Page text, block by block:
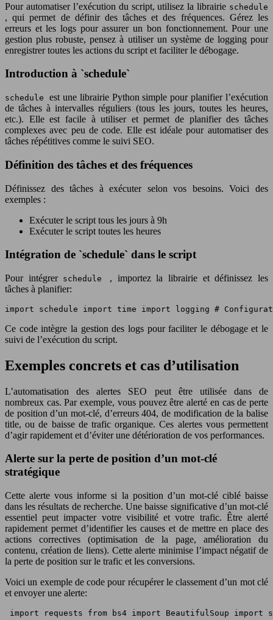
Pour automatiser l’exécution du script, utilisez la librairie schedule
, qui permet de définir des tâches et des fréquences. Gérez les
erreurs et les logs pour assurer un bon fonctionnement. Pour une
gestion plus robuste, pensez à utiliser un système de logging pour
enregistrer toutes les actions du script et faciliter le débogage.
Introduction à `schedule`
schedule est une librairie Python simple pour planifier l’exécution
de tâches à intervalles réguliers (tous les jours, toutes les heures,
etc.). Elle est facile à utiliser et permet de planifier des tâches
complexes avec peu de code. Elle est idéale pour automatiser des
tâches répétitives comme le suivi SEO.
Définition des tâches et des fréquences
Définissez des tâches à exécuter selon vos besoins. Voici des
exemples :
Exécuter le script tous les jours à 9h
Exécuter le script toutes les heures
Intégration de `schedule` dans le script
Pour intégrer schedule , importez la librairie et définissez les
tâches à planifier:
import schedule import time import logging #
Ce code intègre la gestion des logs pour faciliter le débogage et le
suivi de l’exécution du script.
Exemples concrets et cas d’utilisation
L’automatisation des alertes SEO peut être utilisée dans de
nombreux cas. Par exemple, vous pouvez être alerté en cas de perte
de position d’un mot-clé, d’erreurs 404, de modification de la balise
title, ou de baisse de trafic organique. Ces alertes vous permettent
d’agir rapidement et d’éviter une détérioration de vos performances.
Alerte sur la perte de position d’un mot-clé
stratégique
Cette alerte vous informe si la position d’un mot-clé ciblé baisse
dans les résultats de recherche. Une baisse significative d’un mot-clé
essentiel peut impacter votre visibilité et votre trafic. Être alerté
rapidement permet d’identifier les causes et de mettre en place des
actions correctives (optimisation de la page, amélioration du
contenu, création de liens). Cette alerte minimise l’impact négatif de
la perte de position sur le trafic et les conversions.
Voici un exemple de code pour récupérer le classement d’un mot clé
et envoyer une alerte:
import requests from bs4 import BeautifulSoup import